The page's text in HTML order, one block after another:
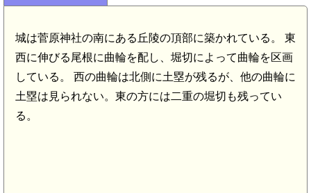
城は菅原神社の南にある丘陵の頂部に築かれている。 東
西に伸びる尾根に曲輪を配し、堀切によって曲輪を区画
している。 西の曲輪は北側に土塁が残るが、他の曲輪に
土塁は見られない。東の方には二重の堀切も残ってい
る。